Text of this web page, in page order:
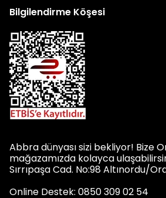
Bilgilendirme Köşesi
Abbra dünyası sizi bekliyor! Bize
mağazamızda kolayca
Sırrıpaşa Cad. No:98 Altınordu/
Online Destek: 0850 309 02 54